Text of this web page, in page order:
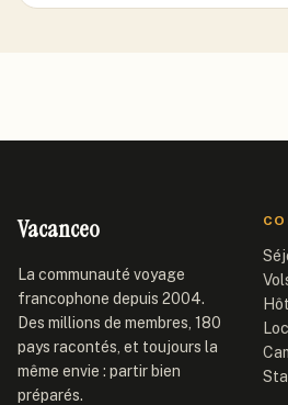
Vacanceo
La communauté voyage
francophone depuis 2004.
Des millions de membres, 180
pays racontés, et toujours la
même envie : partir bien
préparés.